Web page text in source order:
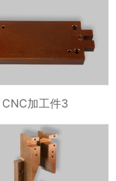
CNC加工件3